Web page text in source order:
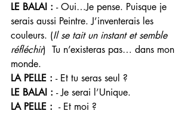
LE BALAI : - Oui…Je pense. Puisque je
serais aussi Peintre. J’inventerais les
couleurs. (Il se tait un instant et semble
réfléchir)  Tu n’existeras pas… dans mon
monde.
LA PELLE : - Et tu seras seul ?
LE BALAI : - Je serai l’Unique.
LA PELLE : - Et moi ?